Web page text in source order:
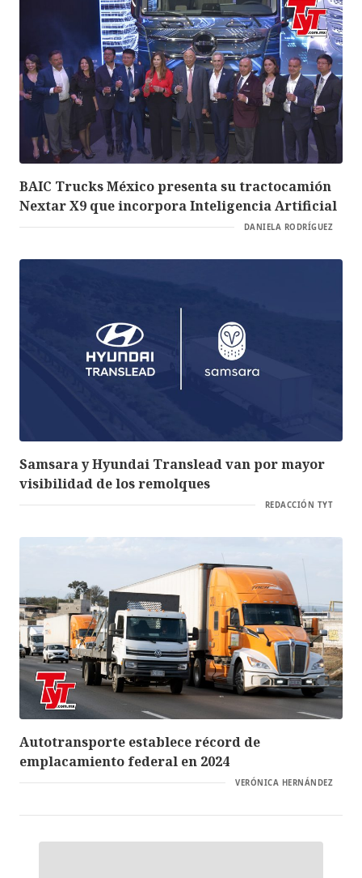
BAIC Trucks México presenta su tractocamión
Nextar X9 que incorpora Inteligencia Artificial
DANIELA RODRÍGUEZ
Samsara y Hyundai Translead van por mayor
visibilidad de los remolques
REDACCIÓN TYT
Autotransporte establece récord de
emplacamiento federal en 2024
VERÓNICA HERNÁNDEZ